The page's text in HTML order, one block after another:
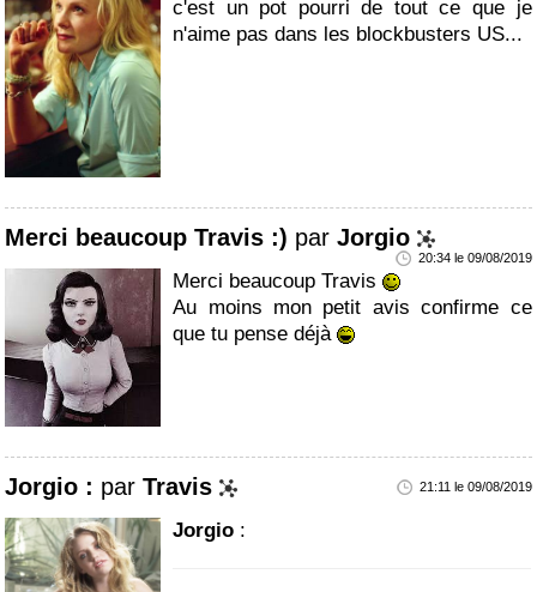
c'est un pot pourri de tout ce que je
n'aime pas dans les blockbusters US...
Merci beaucoup Travis :) parJorgio
20:34 le 09/08/2019
Merci beaucoup Travis
Au moins mon petit avis confirme ce
que tu pense déjà
Jorgio : parTravis 21:11 le 09/08/2019
Jorgio :